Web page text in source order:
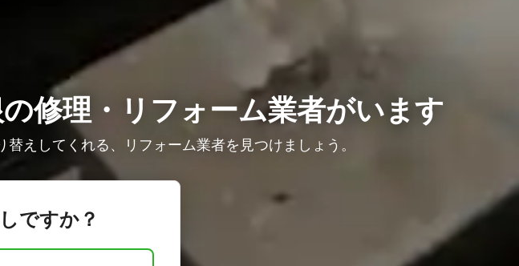
修理・リフォーム業者がいます
えしてくれる、リフォーム業者を見つけましょう。
ですか？